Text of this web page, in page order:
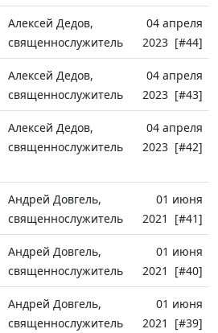
Алексей Дедов,
священнослужитель
04 апреля
2023 [#44]
Алексей Дедов,
священнослужитель
04 апреля
2023 [#43]
Алексей Дедов,
священнослужитель
04 апреля
2023 [#42]
Андрей Довгель,
священнослужитель
01 июня
2021 [#41]
Андрей Довгель,
священнослужитель
01 июня
2021 [#40]
Андрей Довгель,
священнослужитель
01 июня
2021 [#39]